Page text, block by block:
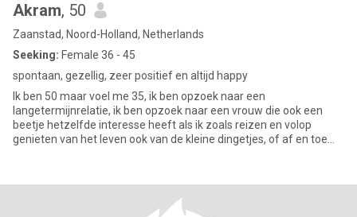
Akram, 50
Zaanstad, Noord-Holland, Netherlands
Seeking: Female 36 - 45
spontaan, gezellig, zeer positief en altijd happy
Ik ben 50 maar voel me 35, ik ben opzoek naar een
langetermijnrelatie, ik ben opzoek naar een vrouw die ook een
beetje hetzelfde interesse heeft als ik zoals reizen en volop
genieten van het leven ook van de kleine dingetjes, of af en toe